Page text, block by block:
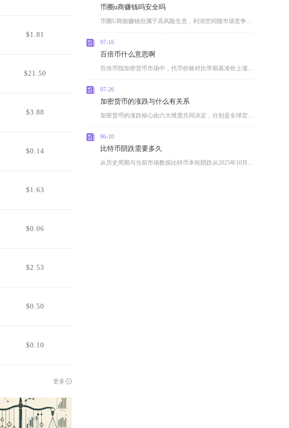
$1.81
$21.50
$3.88
$0.14
$1.63
$0.06
$2.53
$0.50
$0.10
更多
币圈u商赚钱吗安全吗
币圈U商能赚钱但属于高风险生意，利润空间随市场竞争收窄，安全性极低，核心风险集中在冻卡、法
07-16
百倍币什么意思啊
百倍币指加密货币市场中，代币价格对比早期基准价上涨幅度达到100倍及以上的加密资产，是圈内
07-26
加密货币的涨跌与什么有关系
加密货币的涨跌核心由六大维度共同决定，分别是全球宏观流动性周期、项目原生代币经济模型、各国
06-10
比特币阴跌需要多久
从历史周期与当前市场数据比特币本轮阴跌从2025年10月见顶算起，预计将持续约12至14个